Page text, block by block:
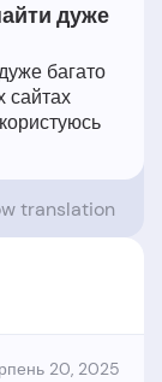
дуже
багато
сайтах
translation
20, 2025